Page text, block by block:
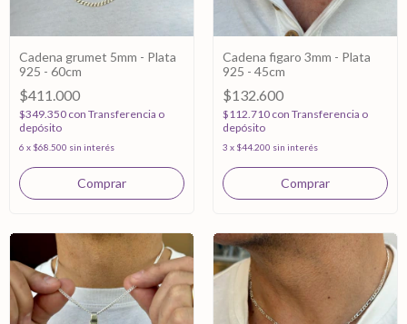
Cadena grumet 5mm - Plata
925 - 60cm
$411.000
$349.350 con Transferencia o
depósito
6 x $68.500 sin interés
Cadena figaro 3mm - Plata
925 - 45cm
$132.600
$112.710 con Transferencia o
depósito
3 x $44.200 sin interés